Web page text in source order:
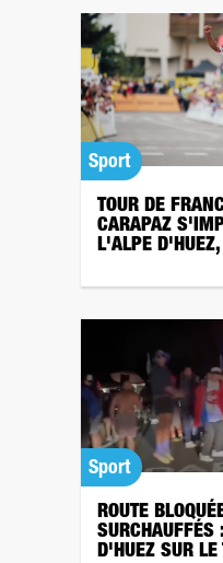
Sport
TOUR DE
CARAPAZ
L'ALPE
Sport
ROUTE
D'HUEZ SUR LE